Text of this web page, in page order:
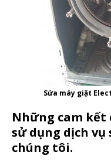
Sửa máy giặt
Những cam
sử dụng dịch vụ
chúng tôi.